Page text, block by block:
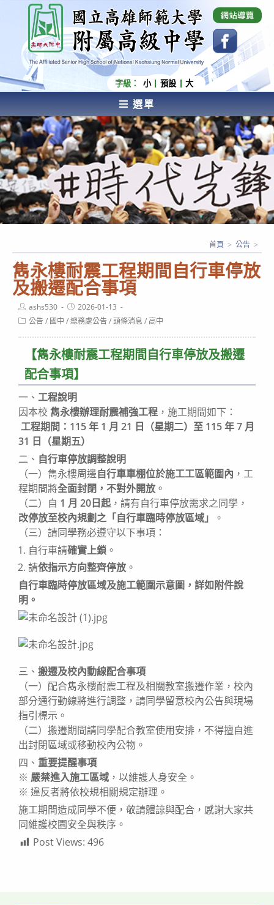
內
容
國立高雄師範大學附屬高級中學 Affiliated Senior
High School of National Kaohsiung Normal
University
字級： 小 預設 大
選單
AFFILIATED SENIOR HIGH SCHOOL OF NATIONAL
KAOHSIUNG NORMAL UNIVERSITY
雋永樓耐震工程期間自行車停放
及搬遷配合事項
首頁 > 公告 >
Post
author:
ashs530
Post
published:
2026-01-13
Post公告/ 國中 /總務處公告/頭條消息 /高中
【雋永樓耐震工程期間自行車停放及搬遷
配合事項】
一、 工程說明
因本校雋永樓辦理耐震補強工程 ，施工期間如下：
工程期間：115 年 1 月 21 日（星期二）至 115 年 7 月
31 日（星期五）
二、 自行車停放調整說明
（一）雋永樓周邊自行車車棚位於施工工區範圍內 ，工
程期間將全面封閉，不對外開放 。
（二）自 1 月 20日起，請有自行車停放需求之同學，
改停放至校內規劃之「自行車臨時停放區域」
。
（三）請同學務必遵守以下事項：
自行車請確實上鎖 。
請依指示方向整齊停放 。
自行車臨時停放區域及施工範圍示意圖，詳如附件說
明。
三、 搬遷及校內動線配合事項
（一）配合雋永樓耐震工程及相關教室搬遷作業，校內
部分通行動線將進行調整，請同學留意校內公告與現場
指引標示。
（二）搬遷期間請同學配合教室使用安排，不得擅自進
出封閉區域或移動校內公物。
四、 重要提醒事項
※ 嚴禁進入施工區域 ，以維護人身安全。
※ 違反者將依校規相關規定辦理。
施工期間造成同學不便，敬請體諒與配合，感謝大家共
同維護校園安全與秩序。
Post Views: 496